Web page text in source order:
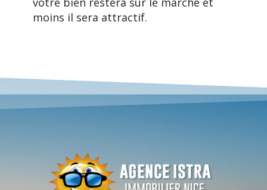
moins il sera attractif.